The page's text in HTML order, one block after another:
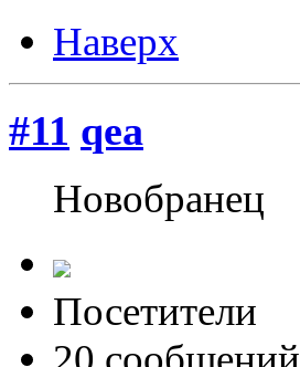
Наверх
#11 qea
Новобранец
Посетители